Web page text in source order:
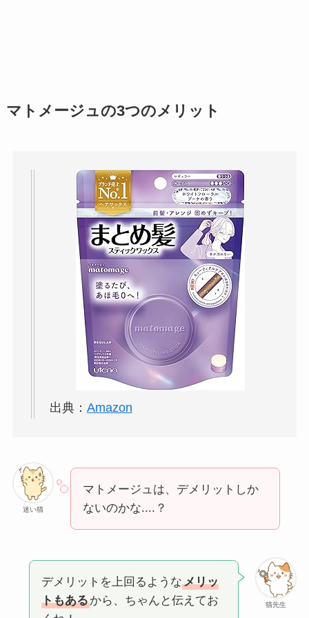
マトメージュの3つのメリット
出典： Amazon
迷い猫
マトメージュは、デメリットしか
ないのかな....？
猫先生
デメリットを上回るようなメリッ
トもあるから、ちゃんと伝えてお